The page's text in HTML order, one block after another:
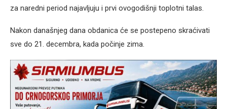
za naredni period najavljuju i prvi ovogodišnji toplotni talas.
Nakon današnjeg dana obdanica će se postepeno skraćivati
sve do 21. decembra, kada počinje zima.